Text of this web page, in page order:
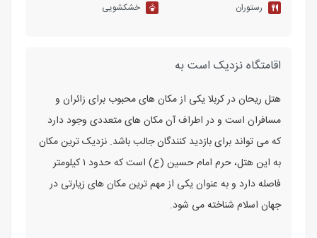
رستوران
خشکشویی
اقامتگاه نزدیک است به
هتل ریحان در کربلا یکی از مکان ‌های محبوب برای زائران و
مسافران است و در اطراف آن مکان ‌های متعددی وجود دارد
که می ‌تواند برای بازدید کنندگان جالب باشد. نزدیک ‌ترین مکان
به این هتل، حرم امام حسین (ع) است که حدود ۱ کیلومتر
فاصله دارد و به عنوان یکی از مهم ‌ترین مکان‌ های زیارتی در
جهان اسلام شناخته می ‌شود.